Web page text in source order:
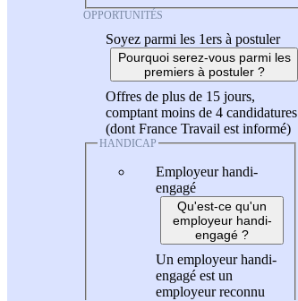
OPPORTUNITÉS
Soyez parmi les 1ers à postuler
Pourquoi serez-vous parmi les
premiers à postuler ?
Offres de plus de 15 jours,
comptant moins de 4 candidatures
(dont France Travail est informé)
HANDICAP
Employeur handi-
engagé
Qu'est-ce qu'un
employeur handi-
engagé ?
Un employeur handi-
engagé est un
employeur reconnu